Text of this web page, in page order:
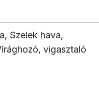
Szelek hava,
vigasztaló